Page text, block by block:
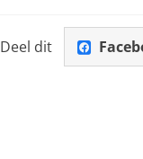
Deel dit